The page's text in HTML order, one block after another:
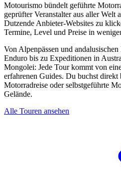
Motourismo bündelt geführte
geprüfter Veranstalter aus aller Welt
Dutzende Anbieter-Websites zu
Termine, Level und Preise in
Von Alpenpässen und
Enduro bis zu Expeditionen in
Mongolei: Jede Tour kommt von
erfahrenen Guides. Du buchst
Motorradreise oder selbstgeführte
Gelände.
Alle Touren ansehen